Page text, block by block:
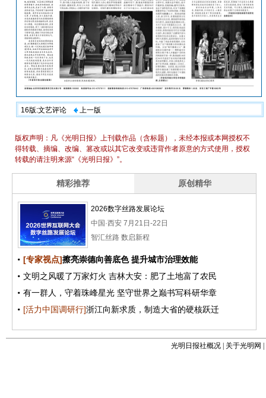
16版:文艺评论 上一版
光明日报社概况 关于光明网